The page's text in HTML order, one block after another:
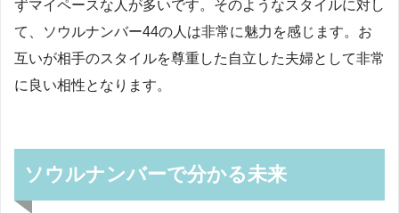
ずマイペースな人が多いです。そのようなスタイルに対し
て、ソウルナンバー44の人は非常に魅力を感じます。お
互いが相手のスタイルを尊重した自立した夫婦として非常
に良い相性となります。
ソウルナンバーで分かる未来